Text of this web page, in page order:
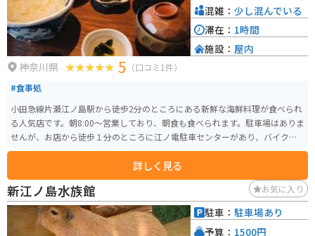
神奈川県 5 （口コミ1件）
#食事処
小田急線片瀬江ノ島駅から徒歩2分のところにある新鮮な海鮮料理が食べられ
る人気店です。朝8:00～営業しており、朝食も食べられます。駐車場はありま
せんが、お店から徒歩１分のところに江ノ電駐車センターがあり、バイクも
駐車できます。お昼時間帯は混雑していているので、早めにいって外の待合
詳しく見る
混雑： 少し混んでいる
滞在： 1時間
施設： 屋内
新江ノ島水族館 お気に入り
駐車： 駐車場あり
予算： 1500円